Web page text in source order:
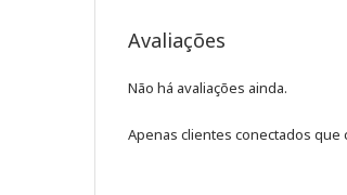
Avaliações
Não há avaliações ainda.
Apenas clientes conectados que